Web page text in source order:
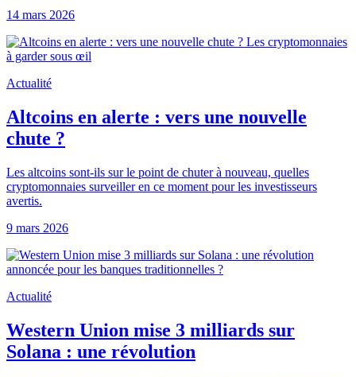
14 mars 2026
Actualité
Altcoins en alerte : vers une nouvelle
chute ?
Les altcoins sont-ils sur le point de chuter à nouveau, quelles
cryptomonnaies surveiller en ce moment pour les investisseurs
avertis.
9 mars 2026
Actualité
Western Union mise 3 milliards sur
Solana : une révolution